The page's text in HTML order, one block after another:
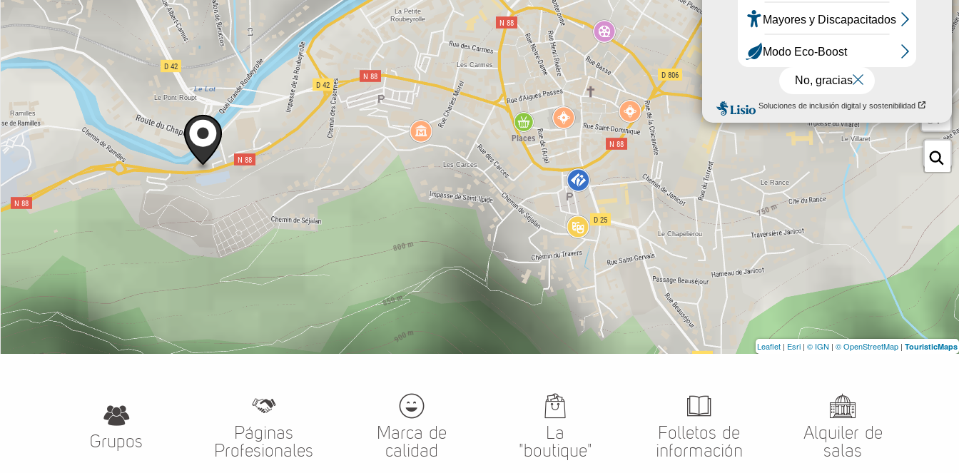
Leaflet | Esri | © IGN | © OpenStreetMap | TouristicMaps
Grupos
Páginas
Profesionales
Marca de
calidad
La
"boutique"
Folletos de
información
Alquiler de
salas